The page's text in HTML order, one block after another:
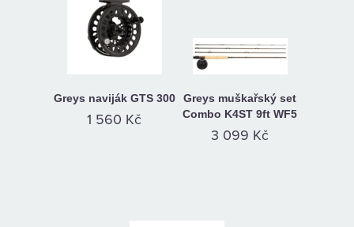
Greys naviják GTS 300
1 560 Kč
Greys muškařský set
Combo K4ST 9ft WF5
3 099 Kč